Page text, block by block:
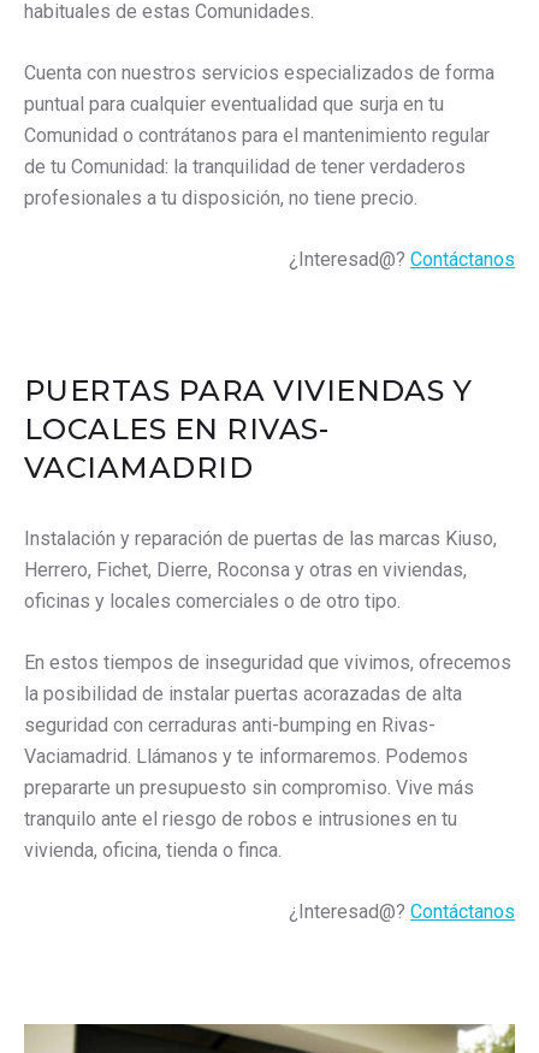
habituales de estas Comunidades.
Cuenta con nuestros servicios especializados de forma
puntual para cualquier eventualidad que surja en tu
Comunidad o contrátanos para el mantenimiento regular
de tu Comunidad: la tranquilidad de tener verdaderos
profesionales a tu disposición, no tiene precio.
¿Interesad@?Contáctanos
PUERTAS PARA VIVIENDAS Y
LOCALES EN RIVAS-
VACIAMADRID
Instalación y reparación de puertas de las marcas Kiuso,
Herrero, Fichet, Dierre, Roconsa y otras en viviendas,
oficinas y locales comerciales o de otro tipo.
En estos tiempos de inseguridad que vivimos, ofrecemos
la posibilidad de instalar puertas acorazadas de alta
seguridad con cerraduras anti-bumping en Rivas-
Vaciamadrid. Llámanos y te informaremos. Podemos
prepararte un presupuesto sin compromiso. Vive más
tranquilo ante el riesgo de robos e intrusiones en tu
vivienda, oficina, tienda o finca.
¿Interesad@?Contáctanos